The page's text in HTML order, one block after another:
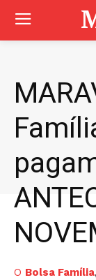
O Bolsa Família